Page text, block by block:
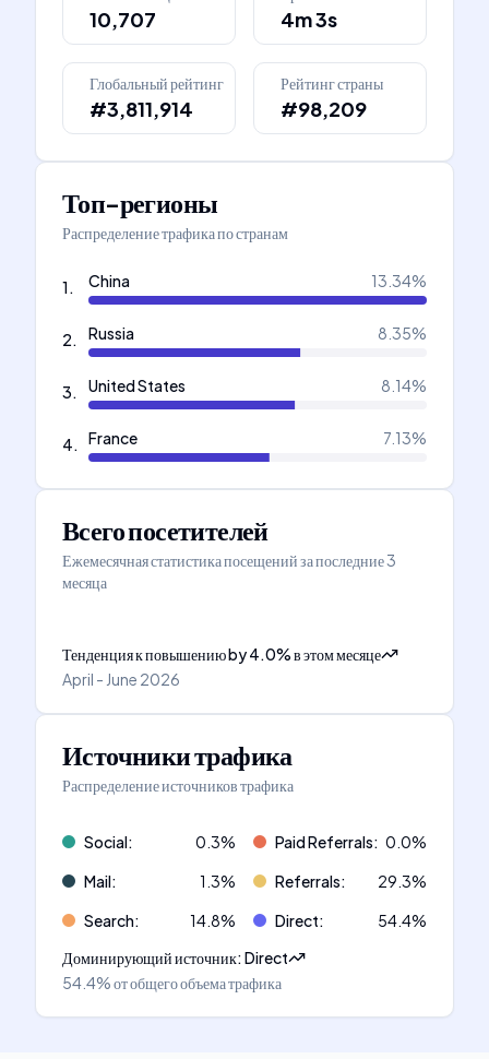
10,707 4m 3s
Глобальный рейтинг
#3,811,914
Рейтинг страны
#98,209
Топ-регионы
Распределение трафика по странам
1. China 13.34%
2. Russia 8.35%
3. United States 8.14%
4. France 7.13%
Всего посетителей
Ежемесячная статистика посещений за последние 3
месяца
Тенденция к повышениюby4.0%в этом месяце
April - June 2026
Источники трафика
Распределение источников трафика
Social: 0.3% Paid Referrals: 0.0%
Mail: 1.3% Referrals: 29.3%
Search: 14.8% Direct: 54.4%
Доминирующий источник:Direct
54.4%от общего объема трафика